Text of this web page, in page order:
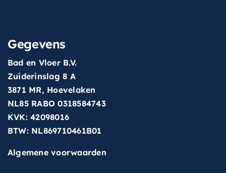
dit bad een investering die de
moeite waard is.
Gegevens
Bad en Vloer B.V.
Zuiderinslag 8 A
3871 MR, Hoevelaken
NL85 RABO 0318584743
KVK: 42098016
BTW: NL869710461B01
Algemene voorwaarden